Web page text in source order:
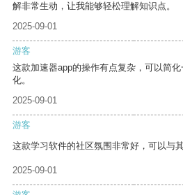
解非常生动，让我能够轻松理解知识点。
2025-09-01
游客
这款加速器app的操作有点复杂，可以简
化。
2025-09-01
游客
这款学习软件的社区氛围非常好，可以与
2025-09-01